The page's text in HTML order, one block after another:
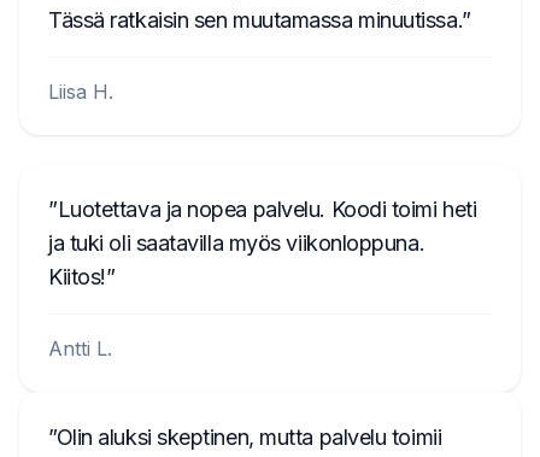
Tässä ratkaisin sen muutamassa minuutissa.
Liisa H.
Luotettava ja nopea palvelu. Koodi toimi heti
ja tuki oli saatavilla myös viikonloppuna.
Kiitos!
Antti L.
Olin aluksi skeptinen, mutta palvelu toimii